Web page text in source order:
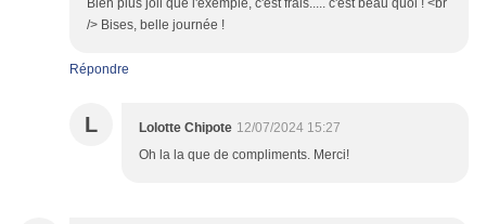
Bien plus joli que l'exemple, c'est frais..... c'est beau quoi ! <br
/> Bises, belle journée !
Répondre
L Lolotte Chipote 12/07/2024 15:27
Oh la la que de compliments. Merci!